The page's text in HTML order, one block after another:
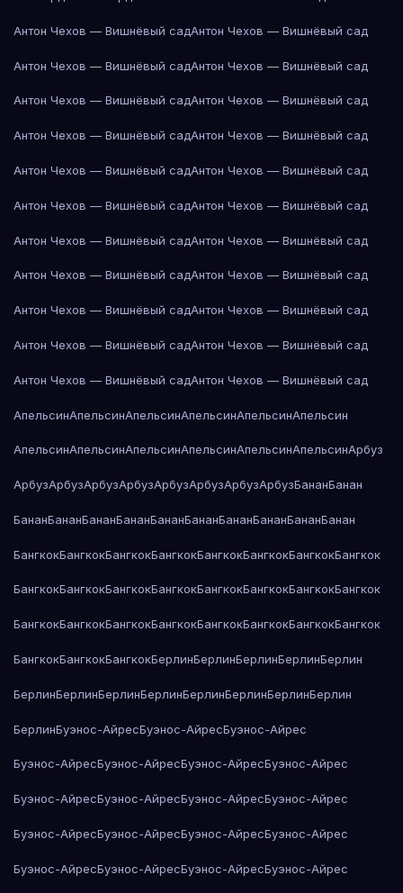
Антон Чехов — Вишнёвый садАнтон Чехов — Вишнёвый сад
Антон Чехов — Вишнёвый садАнтон Чехов — Вишнёвый сад
Антон Чехов — Вишнёвый садАнтон Чехов — Вишнёвый сад
Антон Чехов — Вишнёвый садАнтон Чехов — Вишнёвый сад
Антон Чехов — Вишнёвый садАнтон Чехов — Вишнёвый сад
Антон Чехов — Вишнёвый садАнтон Чехов — Вишнёвый сад
Антон Чехов — Вишнёвый садАнтон Чехов — Вишнёвый сад
Антон Чехов — Вишнёвый садАнтон Чехов — Вишнёвый сад
Антон Чехов — Вишнёвый садАнтон Чехов — Вишнёвый сад
Антон Чехов — Вишнёвый садАнтон Чехов — Вишнёвый сад
Антон Чехов — Вишнёвый садАнтон Чехов — Вишнёвый сад
АпельсинАпельсинАпельсинАпельсинАпельсинАпельсин
АпельсинАпельсинАпельсинАпельсинАпельсинАпельсинАрбуз
АрбузАрбузАрбузАрбузАрбузАрбузАрбузАрбузБананБанан
БананБананБананБананБананБананБананБананБананБанан
БангкокБангкокБангкокБангкокБангкокБангкокБангкокБангкок
БангкокБангкокБангкокБангкокБангкокБангкокБангкокБангкок
БангкокБангкокБангкокБангкокБангкокБангкокБангкокБангкок
БангкокБангкокБангкокБерлинБерлинБерлинБерлинБерлин
БерлинБерлинБерлинБерлинБерлинБерлинБерлинБерлин
БерлинБуэнос-АйресБуэнос-АйресБуэнос-Айрес
Буэнос-АйресБуэнос-АйресБуэнос-АйресБуэнос-Айрес
Буэнос-АйресБуэнос-АйресБуэнос-АйресБуэнос-Айрес
Буэнос-АйресБуэнос-АйресБуэнос-АйресБуэнос-Айрес
Буэнос-АйресБуэнос-АйресБуэнос-АйресБуэнос-Айрес